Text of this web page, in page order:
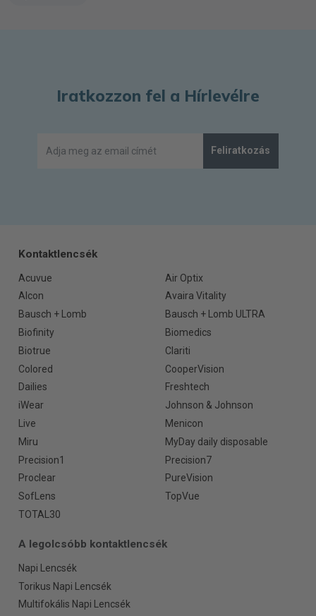
Iratkozzon fel a Hírlevélre
Feliratkozás
Kontaktlencsék
Acuvue
Air Optix
Alcon
Avaira Vitality
Bausch + Lomb
Bausch + Lomb ULTRA
Biofinity
Biomedics
Biotrue
Clariti
Colored
CooperVision
Dailies
Freshtech
iWear
Johnson & Johnson
Live
Menicon
Miru
MyDay daily disposable
Precision1
Precision7
Proclear
PureVision
SofLens
TopVue
TOTAL30
A legolcsóbb kontaktlencsék
Napi Lencsék
Torikus Napi Lencsék
Multifokális Napi Lencsék